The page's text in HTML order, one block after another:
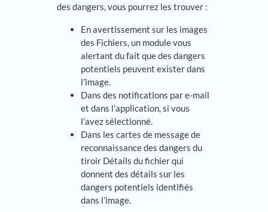
des dangers, vous pourrez les trouver :
En avertissement sur les images
des Fichiers, un module vous
alertant du fait que des dangers
potentiels peuvent exister dans
l’image.
Dans des notifications par e-mail
et dans l’application, si vous
l’avez sélectionné.
Dans les cartes de message de
reconnaissance des dangers du
tiroir Détails du fichier qui
donnent des détails sur les
dangers potentiels identifiés
dans l’image.